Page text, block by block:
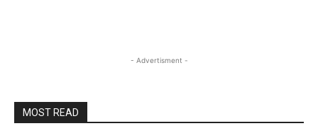
- Advertisment -
MOST READ